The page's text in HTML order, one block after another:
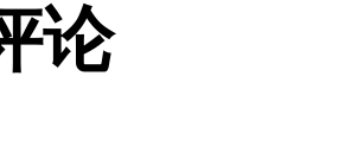
论